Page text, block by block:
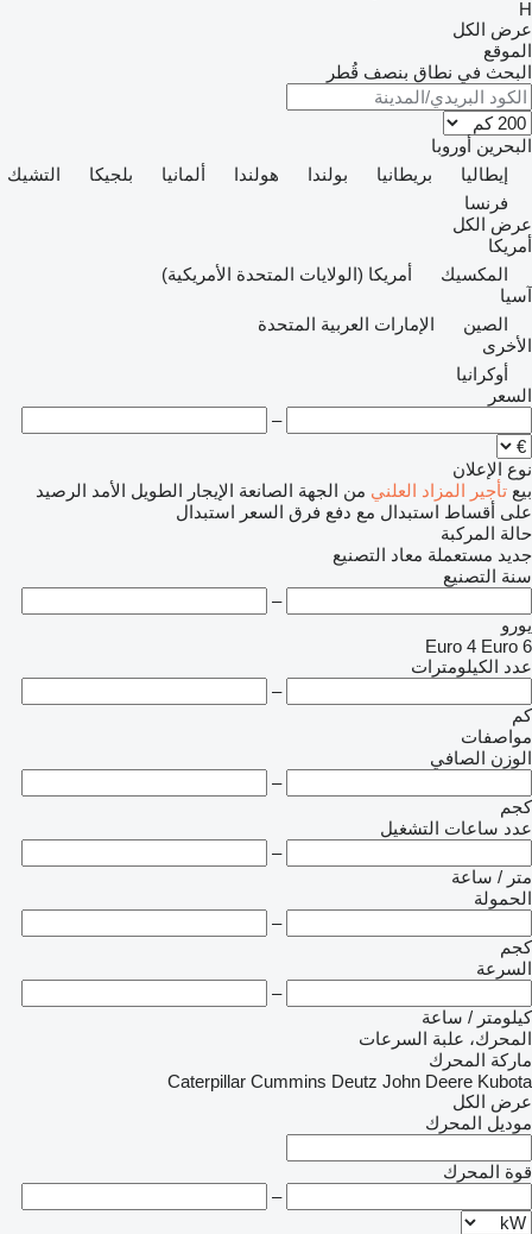
H
عرض الكل
الموقع
البحث في نطاق بنصف قُطر
البحرين أوروبا
إيطاليا
بريطانيا بولندا هولندا ألمانيا بلجيكا
التشيك
فرنسا
عرض الكل
أمريكا
المكسيك
أمريكا (الولايات المتحدة الأمريكية)
آسيا
الصين
الإمارات العربية المتحدة
الأخرى
أوكرانيا
السعر
–
نوع الإعلان
بيع تأجير المزاد العلني من الجهة الصانعة الإيجار الطويل الأمد الرصيد
على أقساط استبدال مع دفع فرق السعر استبدال
حالة المركبة
جديد مستعملة معاد التصنيع
سنة التصنيع
–
يورو
Euro 4 Euro 6
عدد الكيلومترات
–
كم
مواصفات
الوزن الصافي
–
كجم
عدد ساعات التشغيل
–
متر / ساعة
الحمولة
–
كجم
السرعة
–
كيلومتر / ساعة
المحرك، علبة السرعات
ماركة المحرك
Caterpillar Cummins Deutz John Deere Kubota
عرض الكل
موديل المحرك
قوة المحرك
–